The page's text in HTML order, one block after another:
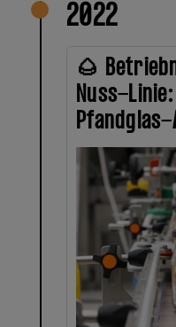
2022
🌰
Nuss-